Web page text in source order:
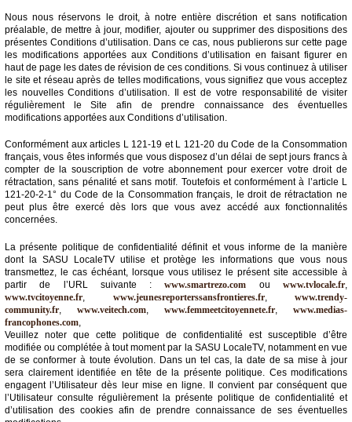
Blogs
Prémium
Inscription
annuaire
pro
Accès
Nous nous réservons le droit, à notre entière discrétion et sans notification
préalable, de mettre à jour, modifier, ajouter ou supprimer des dispositions des
présentes Conditions d’utilisation. Dans ce cas, nous publierons sur cette page
les modifications apportées aux Conditions d’utilisation en faisant figurer en
haut de page les dates de révision de ces conditions. Si vous continuez à utiliser
le site et réseau après de telles modifications, vous signifiez que vous acceptez
les nouvelles Conditions d’utilisation. Il est de votre responsabilité de visiter
régulièrement le Site afin de prendre connaissance des éventuelles
modifications apportées aux Conditions d’utilisation.
Conformément aux articles L 121-19 et L 121-20 du Code de la Consommation
français, vous êtes informés que vous disposez d’un délai de sept jours francs à
compter de la souscription de votre abonnement pour exercer votre droit de
rétractation, sans pénalité et sans motif. Toutefois et conformément à l’article L
121-20-2-1° du Code de la Consommation français, le droit de rétractation ne
peut plus être exercé dès lors que vous avez accédé aux fonctionnalités
concernées.
La présente politique de confidentialité définit et vous informe de la manière
dont la SASU LocaleTV utilise et protège les informations que vous nous
transmettez, le cas échéant, lorsque vous utilisez le présent site accessible à
partir de l’URL suivante :www.smartrezo.com ouwww.tvlocale.fr,
www.tvcitoyenne.fr, www.jeunesreporterssansfrontieres.fr, www.trendy-
community.fr, www.veitech.com, www.femmeetcitoyennete.fr, www.medias-
francophones.com,
Veuillez noter que cette politique de confidentialité est susceptible d’être
modifiée ou complétée à tout moment par la SASU LocaleTV, notamment en vue
de se conformer à toute évolution. Dans un tel cas, la date de sa mise à jour
sera clairement identifiée en tête de la présente politique. Ces modifications
engagent l’Utilisateur dès leur mise en ligne. Il convient par conséquent que
l’Utilisateur consulte régulièrement la présente politique de confidentialité et
d’utilisation des cookies afin de prendre connaissance de ses éventuelles